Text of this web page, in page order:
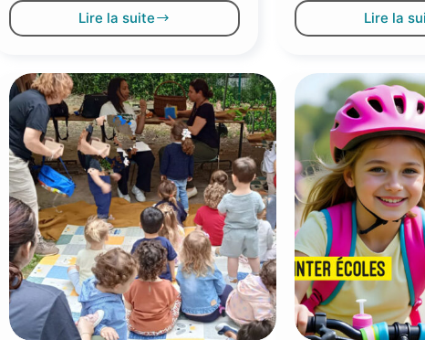
Lire la suite
La
à
la
journée
jeunesse
Lire la